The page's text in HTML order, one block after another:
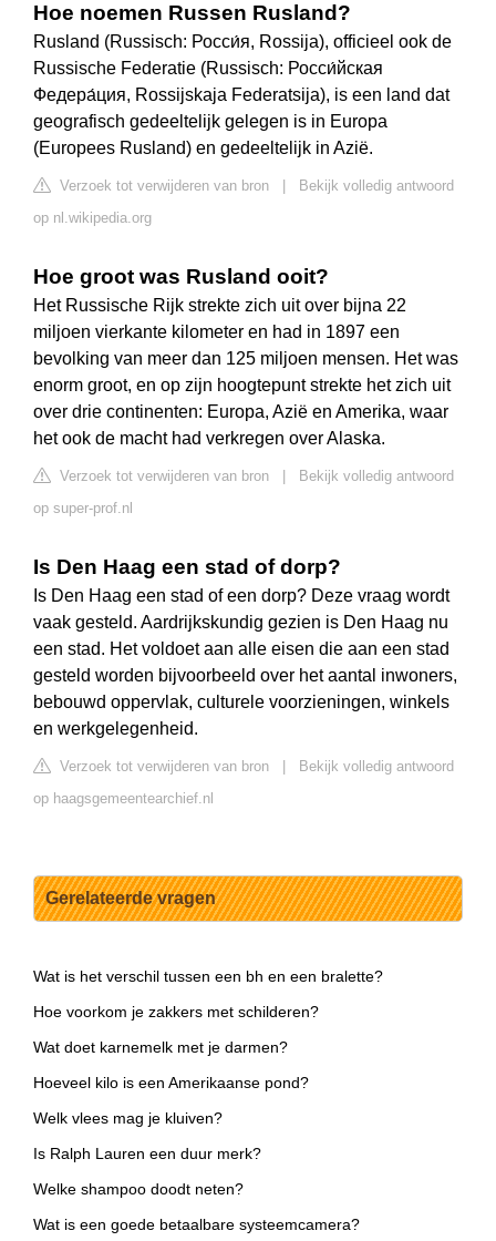
Hoe noemen Russen Rusland?
Rusland (Russisch: Росси́я, Rossija), officieel ook de
Russische Federatie (Russisch: Росси́йская
Федера́ция, Rossijskaja Federatsija), is een land dat
geografisch gedeeltelijk gelegen is in Europa
(Europees Rusland) en gedeeltelijk in Azië.
Verzoek tot verwijderen van bron
Bekijk volledig antwoord
op nl.wikipedia.org
Hoe groot was Rusland ooit?
Het Russische Rijk strekte zich uit over bijna 22
miljoen vierkante kilometer en had in 1897 een
bevolking van meer dan 125 miljoen mensen. Het was
enorm groot, en op zijn hoogtepunt strekte het zich uit
over drie continenten: Europa, Azië en Amerika, waar
het ook de macht had verkregen over Alaska.
Verzoek tot verwijderen van bron
Bekijk volledig antwoord
op super-prof.nl
Is Den Haag een stad of dorp?
Is Den Haag een stad of een dorp? Deze vraag wordt
vaak gesteld. Aardrijkskundig gezien is Den Haag nu
een stad. Het voldoet aan alle eisen die aan een stad
gesteld worden bijvoorbeeld over het aantal inwoners,
bebouwd oppervlak, culturele voorzieningen, winkels
en werkgelegenheid.
Verzoek tot verwijderen van bron
Bekijk volledig antwoord
op haagsgemeentearchief.nl
Gerelateerde vragen
Wat is het verschil tussen een bh en een bralette?
Hoe voorkom je zakkers met schilderen?
Wat doet karnemelk met je darmen?
Hoeveel kilo is een Amerikaanse pond?
Welk vlees mag je kluiven?
Is Ralph Lauren een duur merk?
Welke shampoo doodt neten?
Wat is een goede betaalbare systeemcamera?